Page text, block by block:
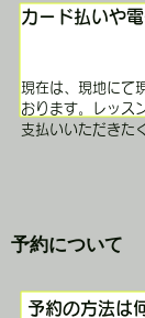
現在は、現地にて
おります。レッス
支払いいただきた
カード払いや
予約について
予約の方法は